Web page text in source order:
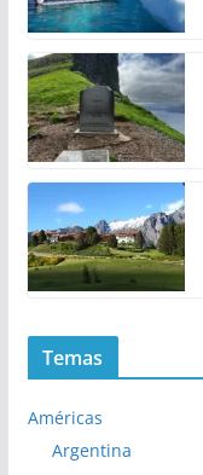
Temas
Américas
Argentina